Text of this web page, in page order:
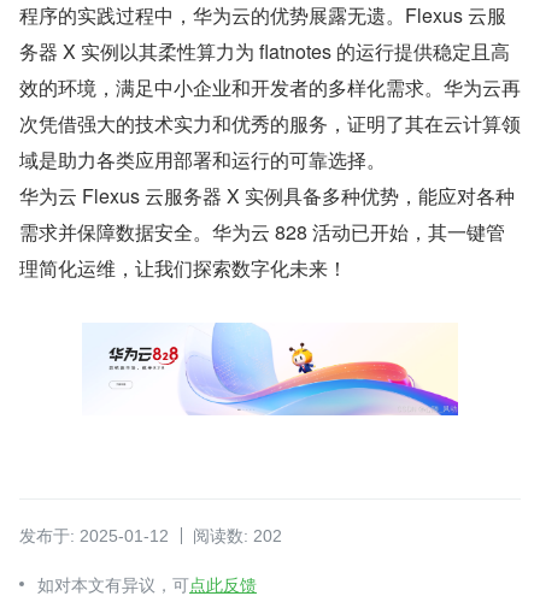
程序的实践过程中，华为云的优势展露无遗。Flexus 云服
务器 X 实例以其柔性算力为 flatnotes 的运行提供稳定且高
效的环境，满足中小企业和开发者的多样化需求。华为云再
次凭借强大的技术实力和优秀的服务，证明了其在云计算领
域是助力各类应用部署和运行的可靠选择。
华为云 Flexus 云服务器 X 实例具备多种优势，能应对各种
需求并保障数据安全。华为云 828 活动已开始，其一键管
理简化运维，让我们探索数字化未来！
发布于: 2025-01-12 阅读数: 202
如对本文有异议，可点此反馈